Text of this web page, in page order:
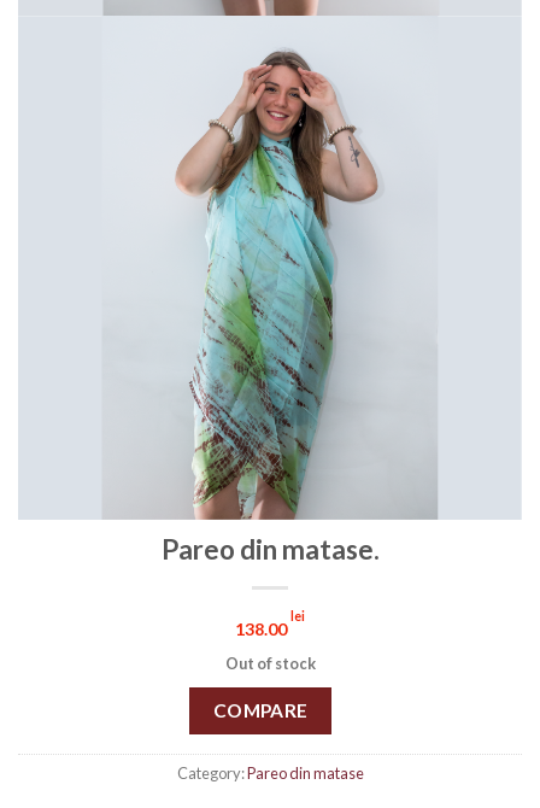
Pareo din matase.
138.00
lei
Out of stock
COMPARE
Category:Pareo din matase